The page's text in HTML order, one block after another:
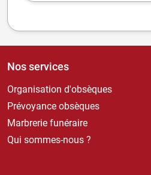
Nos services
Organisation d'obsèques
Prévoyance obsèques
Marbrerie funéraire
Qui sommes-nous ?